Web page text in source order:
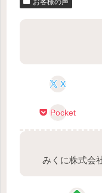
お客様の声
X
Pocket
みくに株式会